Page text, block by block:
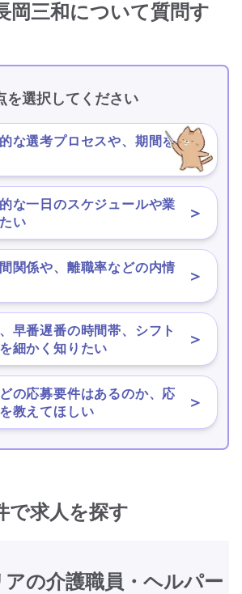
岡三和について質問す
を選択してください
な選考プロセスや、期間を
＞
な一日のスケジュールや業
い
＞
関係や、離職率などの内情
＞
早番遅番の時間帯、シフト
細かく知りたい
＞
の応募要件はあるのか、応
教えてほしい
＞
で求人を探す
の介護職員・ヘルパー